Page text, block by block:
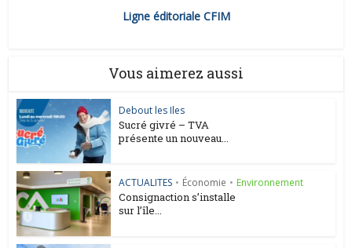
Ligne éditoriale CFIM
Vous aimerez aussi
Debout les Iles
Sucré givré – TVA
présente un nouveau...
ACTUALITES • Économie • Environnement
Consignaction s’installe
sur l’île...